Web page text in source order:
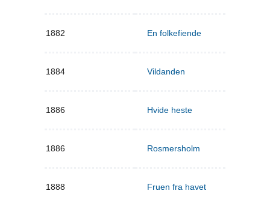
1882 En folkefiende
1884 Vildanden
1886 Hvide heste
1886 Rosmersholm
1888 Fruen fra havet